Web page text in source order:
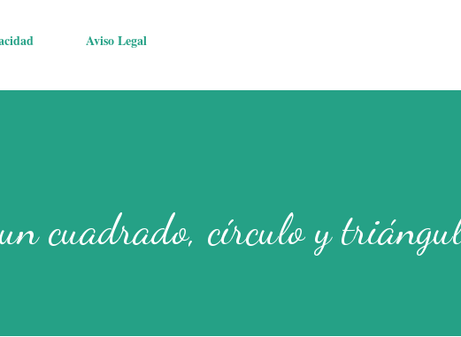
Aviso Legal
cuadrado, círculo y